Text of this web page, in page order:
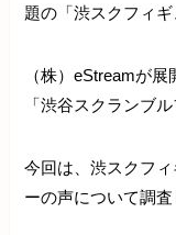
題の「渋スクフィギ
（株）eStreamが
「渋谷スクランブ
今回は、渋スクフ
ーの声について調査